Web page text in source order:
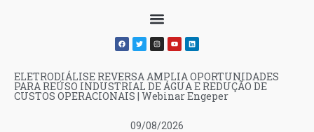
09/08/2026
ELETRODIÁLISE REVERSA AMPLIA OPORTUNIDADES
PARA REÚSO INDUSTRIAL DE ÁGUA E REDUÇÃO DE
CUSTOS OPERACIONAIS | Webinar Engeper